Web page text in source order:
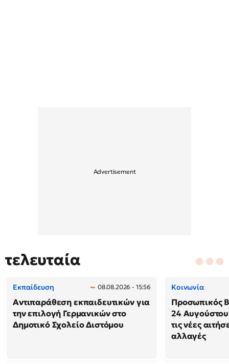
τελευταία
Εκπαίδευση 08.08.2026 - 15:56
Αντιπαράθεση εκπαιδευτικών για
την επιλογή Γερμανικών στο
Δημοτικό Σχολείο Διστόμου
Κοινωνία
Προσωπικός
24
τις νέες
αλλαγές